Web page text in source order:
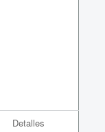
Detalles